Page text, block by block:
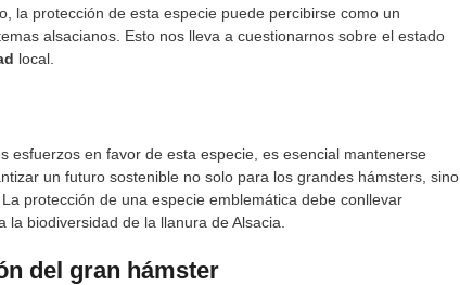
la protección de esta especie puede percibirse como un
alsacianos. Esto nos lleva a cuestionarnos sobre el estado
local.
esfuerzos en favor de esta especie, es esencial mantenerse
un futuro sostenible no solo para los grandes hámsters, sino
protección de una especie emblemática debe conllevar
biodiversidad de la llanura de Alsacia.
del gran hámster